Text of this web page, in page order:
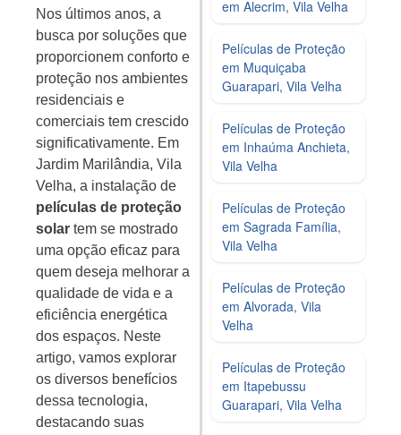
Nos últimos anos, a
busca por soluções que
proporcionem conforto e
proteção nos ambientes
residenciais e
comerciais tem crescido
significativamente. Em
Jardim Marilândia, Vila
Velha, a instalação de
películas de proteção
solar tem se mostrado
uma opção eficaz para
quem deseja melhorar a
qualidade de vida e a
eficiência energética
dos espaços. Neste
artigo, vamos explorar
os diversos benefícios
dessa tecnologia,
destacando suas
em Alecrim, Vila Velha
Películas de Proteção
em Muquiçaba
Guarapari, Vila Velha
Películas de Proteção
em Inhaúma Anchieta,
Vila Velha
Películas de Proteção
em Sagrada Família,
Vila Velha
Películas de Proteção
em Alvorada, Vila
Velha
Películas de Proteção
em Itapebussu
Guarapari, Vila Velha